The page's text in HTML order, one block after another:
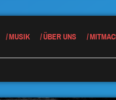
MUSIK ÜBER UNS